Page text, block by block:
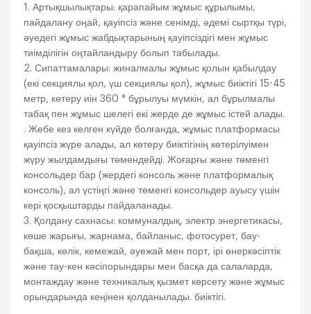
1. Артықшылықтары: қарапайым жұмыс құрылымы,
пайдалану оңай, қауіпсіз және сенімді, әдемі сыртқы түрі,
әуедегі жұмыс жабдықтарының қауіпсіздігі мен жұмыс
тиімділігін оңтайландыру болып табылады.
2. Сипаттамалары: жиналмалы жұмыс қолын қабылдау
(екі секциялы қол, үш секциялы қол), жұмыс биіктігі 15-45
метр, көтеру иін 360 ° бұрылуы мүмкін, ал бұрылмалы
табақ пен жұмыс шелегі екі жерде де жұмыс істей алады.
. Жебе кез келген күйде болғанда, жұмыс платформасы
қауіпсіз жүре алады, ал көтеру биіктігінің көтерілуімен
жүру жылдамдығы төмендейді. Жоғарғы және төменгі
консольдер бар (жердегі консоль және платформалық
консоль), ал үстіңгі және төменгі консольдер ауысу үшін
кері қосқыштарды пайдаланады.
3. Қолдану сахнасы: коммуналдық, электр энергетикасы,
көше жарығы, жарнама, байланыс, фотосурет, бау-
бақша, көлік, кемежай, әуежай мен порт, ірі өнеркәсіптік
және тау-кен кәсіпорындары мен басқа да салаларда,
монтаждау және техникалық қызмет көрсету және жұмыс
орындарында кеңінен қолданылады. биіктігі.